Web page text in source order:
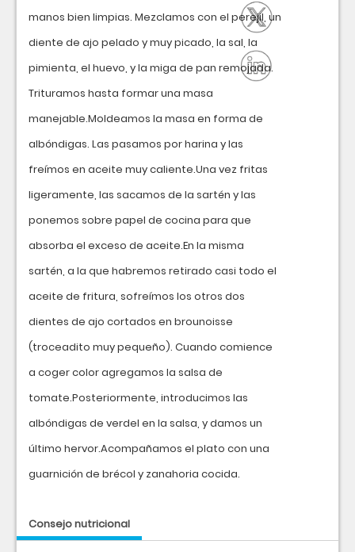
manos bien limpias. Mezclamos con el perejil, un
diente de ajo pelado y muy picado, la sal, la
pimienta, el huevo, y la miga de pan remojada.
Trituramos hasta formar una masa
manejable.Moldeamos la masa en forma de
albóndigas. Las pasamos por harina y las
freímos en aceite muy caliente.Una vez fritas
ligeramente, las sacamos de la sartén y las
ponemos sobre papel de cocina para que
absorba el exceso de aceite.En la misma
sartén, a la que habremos retirado casi todo el
aceite de fritura, sofreímos los otros dos
dientes de ajo cortados en brounoisse
(troceadito muy pequeño). Cuando comience
a coger color agregamos la salsa de
tomate.Posteriormente, introducimos las
albóndigas de verdel en la salsa, y damos un
último hervor.Acompañamos el plato con una
guarnición de brécol y zanahoria cocida.
Consejo nutricional